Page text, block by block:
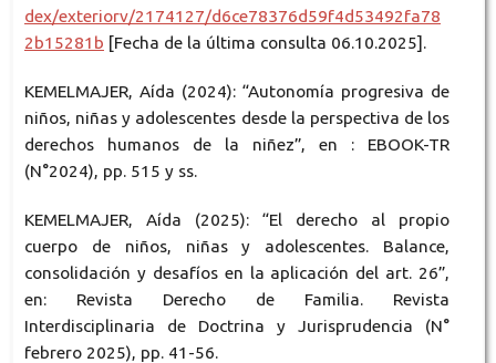
dex/exteriorv/2174127/d6ce78376d59f4d53492fa78
2b15281b [Fecha de la última consulta 06.10.2025].
KEMELMAJER, Aída (2024): “Autonomía progresiva de
niños, niñas y adolescentes desde la perspectiva de los
derechos humanos de la niñez”, en : EBOOK-TR
(N°2024), pp. 515 y ss.
KEMELMAJER, Aída (2025): “El derecho al propio
cuerpo de niños, niñas y adolescentes. Balance,
consolidación y desafíos en la aplicación del art. 26”,
en: Revista Derecho de Familia. Revista
Interdisciplinaria de Doctrina y Jurisprudencia (N°
febrero 2025), pp. 41-56.